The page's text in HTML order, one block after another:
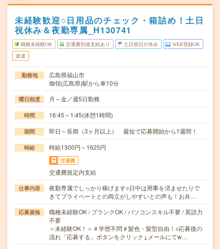
未経験歓迎○日用品のチェック・箱詰め！土日
祝休み＆夜勤専属_H130741
職種未経験OK 交通費別途支給あり 土日祝日が休み WEB登録OK
派遣
勤務地
広島県福山市
御領(広島県)駅から車10分
曜日頻度 月～金／週5日勤務
時間 16:45～1:45(休憩1時間)
期間 即日～長期（3ヶ月以上） 最短で応募開始から1週間！
時給 時給1300円～1625円
交通費
交通費規定内支給
仕事内容
夜勤専属でしっかり稼げます○日中は用事を済ませたりで
きてプライベートとの両立がしやすいとの声も！お弁…
応募資格
職種未経験OK / ブランクOK / パソコンスキル不要 / 英語力
不要
＜未経験OK！＞＃学歴不問＃髪色・髪型自由！○応募後の
流れ「応募する」ボタンをクリック↓メールにてw…